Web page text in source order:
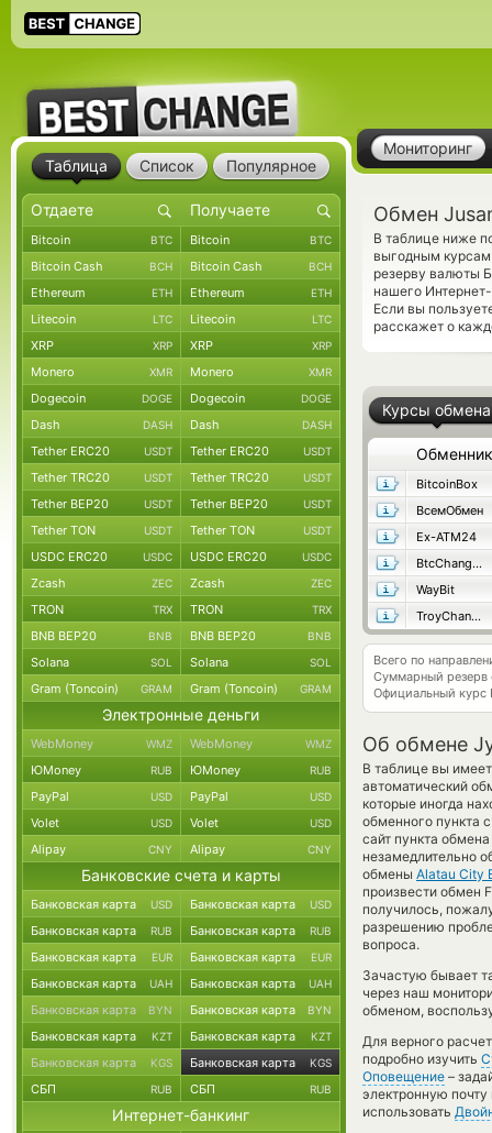
Мониторинг
Обмен
В таблице ниже
выгодным
резерву валюты
нашего
Если вы
расскажет о
Курсы обмена
Обменник
BitcoinBox
ВсемОбмен
Ex-ATM24
BtcChange24
WayBit
TroyChange
Всего по
Суммарный резерв
Официальный курс
Об обмене
В таблице вы
автоматический
которые иногда
обменного пункта
сайт пункта
незамедлительно
обмены Alatau City
произвести обмен
получилось,
разрешению
вопроса.
Зачастую бывает
через наш
обменом,
Для верного
подробно изучить
Оповещение –
электронную
использовать
Таблица Список Популярное
Bitcoin BTC Bitcoin BTC
Bitcoin Cash BCH Bitcoin Cash BCH
Ethereum ETH Ethereum ETH
Litecoin LTC Litecoin LTC
XRP XRP XRP XRP
Monero XMR Monero XMR
Dogecoin DOGE Dogecoin DOGE
Dash DASH Dash DASH
Tether ERC20 USDT Tether ERC20 USDT
Tether TRC20 USDT Tether TRC20 USDT
Tether BEP20 USDT Tether BEP20 USDT
Tether TON USDT Tether TON USDT
USDC ERC20 USDC USDC ERC20 USDC
Zcash ZEC Zcash ZEC
TRON TRX TRON TRX
BNB BEP20 BNB BNB BEP20 BNB
Solana SOL Solana SOL
Gram (Toncoin) GRAM Gram (Toncoin) GRAM
Электронные деньги
WebMoney WMZ WebMoney WMZ
ЮMoney RUB ЮMoney RUB
PayPal USD PayPal USD
Volet USD Volet USD
Alipay CNY Alipay CNY
Банковские счета и карты
Банковская карта USD Банковская карта USD
Банковская карта RUB Банковская карта RUB
Банковская карта EUR Банковская карта EUR
Банковская карта UAH Банковская карта UAH
Банковская карта BYN Банковская карта BYN
Банковская карта KZT Банковская карта KZT
Банковская карта KGS Банковская карта KGS
СБП RUB СБП RUB
Интернет-банкинг